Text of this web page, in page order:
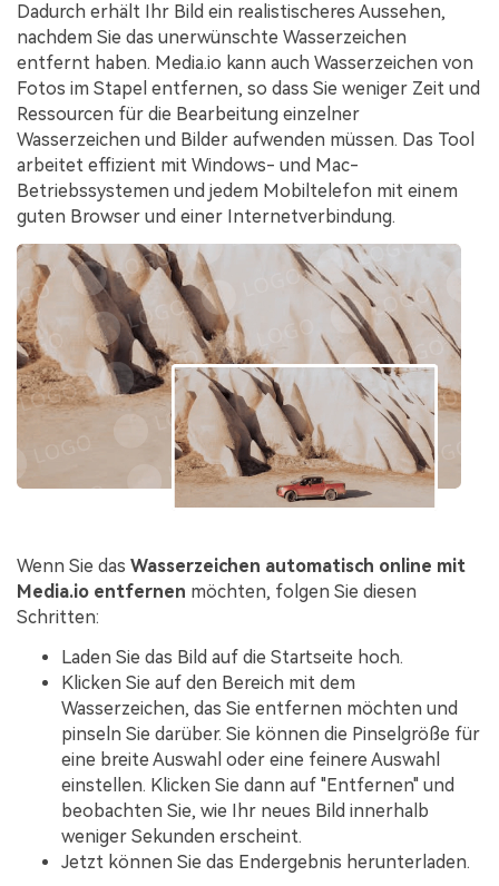
Dadurch erhält Ihr Bild ein realistischeres Aussehen,
nachdem Sie das unerwünschte Wasserzeichen
entfernt haben. Media.io kann auch Wasserzeichen von
Fotos im Stapel entfernen, so dass Sie weniger Zeit und
Ressourcen für die Bearbeitung einzelner
Wasserzeichen und Bilder aufwenden müssen. Das Tool
arbeitet effizient mit Windows- und Mac-
Betriebssystemen und jedem Mobiltelefon mit einem
guten Browser und einer Internetverbindung.
Wenn Sie das Wasserzeichen automatisch online mit
Media.io entfernen möchten, folgen Sie diesen
Schritten:
Laden Sie das Bild auf die Startseite hoch.
Klicken Sie auf den Bereich mit dem
Wasserzeichen, das Sie entfernen möchten und
pinseln Sie darüber. Sie können die Pinselgröße für
eine breite Auswahl oder eine feinere Auswahl
einstellen. Klicken Sie dann auf "Entfernen" und
beobachten Sie, wie Ihr neues Bild innerhalb
weniger Sekunden erscheint.
Jetzt können Sie das Endergebnis herunterladen.